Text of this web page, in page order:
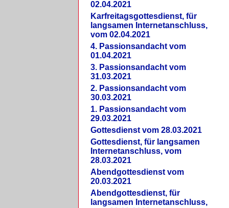
02.04.2021
Karfreitagsgottesdienst, für
langsamen Internetanschluss,
vom 02.04.2021
4. Passionsandacht vom
01.04.2021
3. Passionsandacht vom
31.03.2021
2. Passionsandacht vom
30.03.2021
1. Passionsandacht vom
29.03.2021
Gottesdienst vom 28.03.2021
Gottesdienst, für langsamen
Internetanschluss, vom
28.03.2021
Abendgottesdienst vom
20.03.2021
Abendgottesdienst, für
langsamen Internetanschluss,